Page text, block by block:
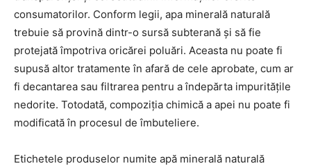
consumatorilor. Conform legii, apa minerală naturală
trebuie să provină dintr-o sursă subterană și să fie
protejată împotriva oricărei poluări. Aceasta nu poate fi
supusă altor tratamente în afară de cele aprobate, cum ar
fi decantarea sau filtrarea pentru a îndepărta impuritățile
nedorite. Totodată, compoziția chimică a apei nu poate fi
modificată în procesul de îmbuteliere.
Etichetele produselor numite apă minerală naturală